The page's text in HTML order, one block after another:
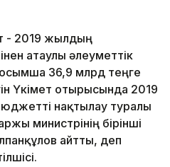
- 2019 жылдың
атаулы әлеуметтік
36,9 млрд теңге
Үкімет отырысында 2019
нақтылау туралы
министрінің бірінші
айтты, деп